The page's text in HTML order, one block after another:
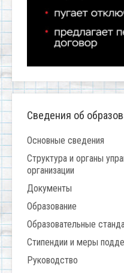
Сведения об
Основные сведения
Структура и органы
организации
Документы
Образование
Образовательные
Стипендии и меры
Руководство